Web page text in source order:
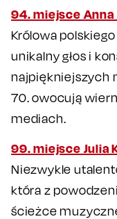
94. miejsce
Królowa
unikalny głos i
najpiękniejszych
70. owocują
mediach.
99. miejsce Julia
Niezwykle
która z
ścieżce